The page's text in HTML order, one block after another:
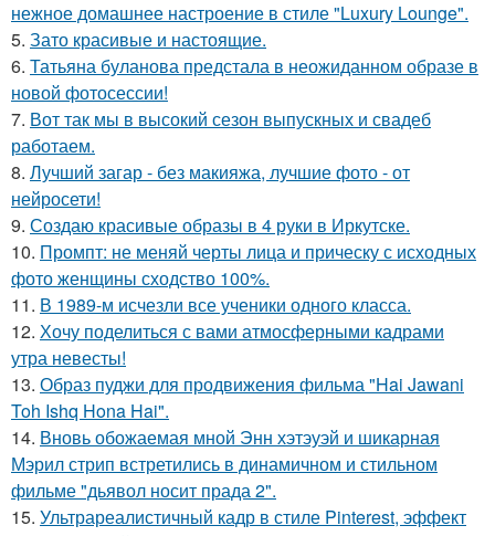
нежное домашнее настроение в стиле "Luxury Lounge".
5. Зато красивые и настоящие.
6. Татьяна буланова предстала в неожиданном образе в
новой фотосессии!
7. Вот так мы в высокий сезон выпускных и свадеб
работаем.
8. Лучший загар - без макияжа, лучшие фото - от
нейросети!
9. Создаю красивые образы в 4 руки в Иркутске.
10. Промпт: не меняй черты лица и прическу с исходных
фото женщины сходство 100%.
11. В 1989-м исчезли все ученики одного класса.
12. Хочу поделиться с вами атмосферными кадрами
утра невесты!
13. Образ пуджи для продвижения фильма "Hai Jawani
Toh Ishq Hona Hai".
14. Вновь обожаемая мной Энн хэтэуэй и шикарная
Мэрил стрип встретились в динамичном и стильном
фильме "дьявол носит прада 2".
15. Ультрареалистичный кадр в стиле Pinterest, эффект